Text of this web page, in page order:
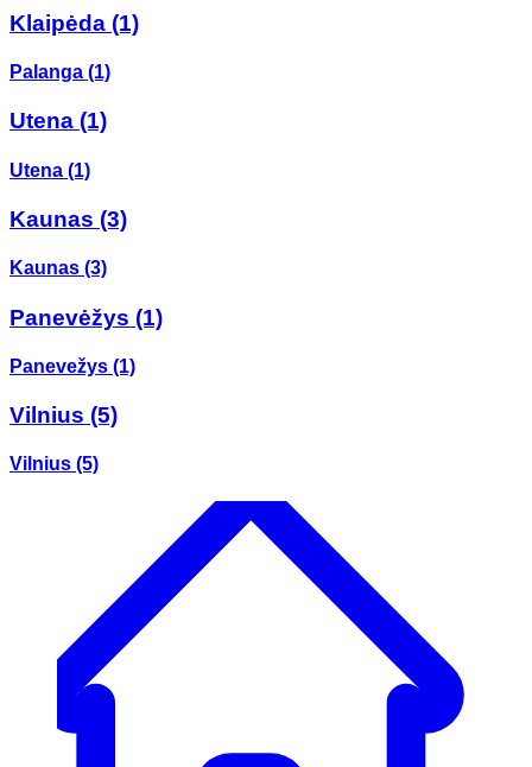
Klaipėda (1)
Palanga (1)
Utena (1)
Utena (1)
Kaunas (3)
Kaunas (3)
Panevėžys (1)
Panevežys (1)
Vilnius (5)
Vilnius (5)